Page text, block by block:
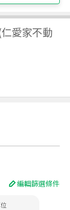
愛家不動
編輯篩選條件